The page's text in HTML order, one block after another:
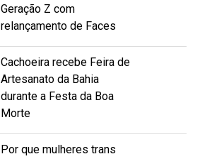
Geração Z com
relançamento de Faces
Cachoeira recebe Feira de
Artesanato da Bahia
durante a Festa da Boa
Morte
Por que mulheres trans